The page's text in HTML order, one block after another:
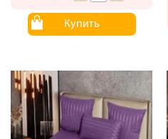
Купить